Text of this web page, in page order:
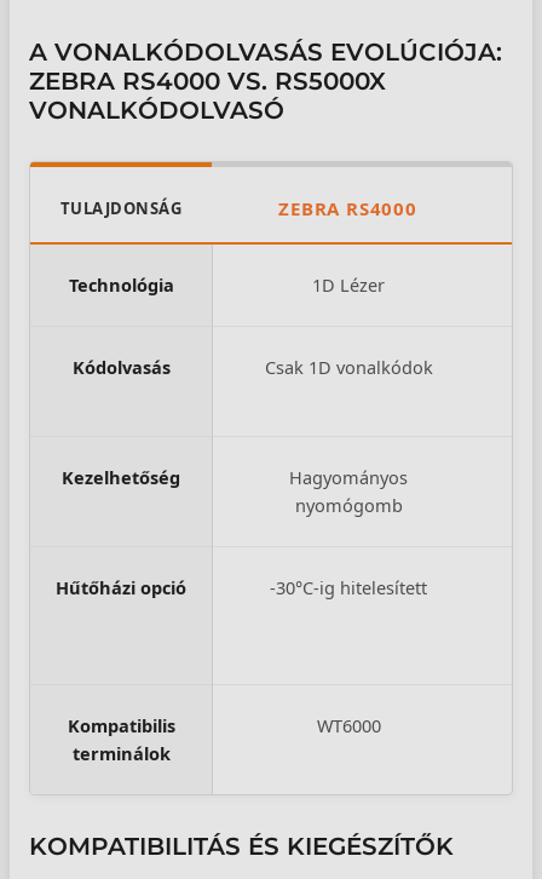
A VONALKÓDOLVASÁS EVOLÚCIÓJA:
ZEBRA RS4000 VS. RS5000X
VONALKÓDOLVASÓ
TULAJDONSÁG ZEBRA RS4000
Technológia 1D Lézer
Kódolvasás Csak 1D vonalkódok
Kezelhetőség
Hagyományos
nyomógomb
Hűtőházi opció -30°C-ig hitelesített
Kompatibilis
terminálok
WT6000
KOMPATIBILITÁS ÉS KIEGÉSZÍTŐK